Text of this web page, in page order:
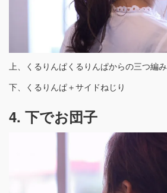
上、くるりんぱくるりんぱからの三つ編み
下、くるりんぱ＋サイドねじり
4. 下でお団子